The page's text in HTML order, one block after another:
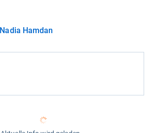
Nadia Hamdan